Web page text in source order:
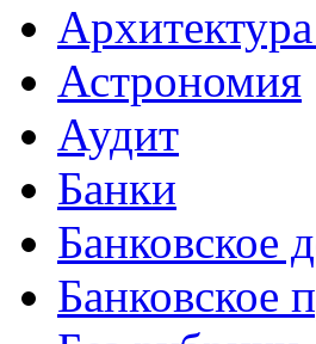
Астрономия
Аудит
Банки
Банковское
Банковское